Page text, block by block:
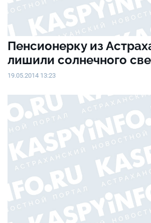
Пенсионерку из
лишили солнечного
19.05.2014 13:23